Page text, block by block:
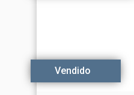
Vendido